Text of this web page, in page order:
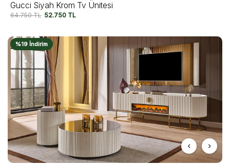
Gucci Siyah Krom Tv Ünitesi
64.750TL 52.750 TL
%19 İndirim